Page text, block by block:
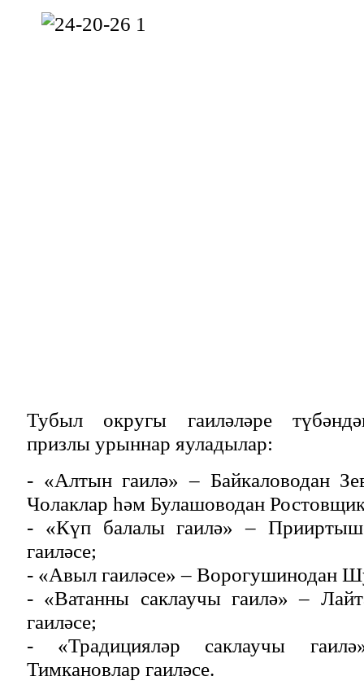
Тубыл округы гаиләләре
призлы урыннар яуладылар:
- «Алтын гаилә» – Байкаловодан
Чолаклар һәм Булашоводан
- «Күп балалы гаилә» –
гаиләсе;
- «Авыл гаиләсе» – Ворогушинодан
- «Ватанны саклаучы гаилә» –
гаиләсе;
- «Традицияләр саклаучы
Тимкановлар гаиләсе.